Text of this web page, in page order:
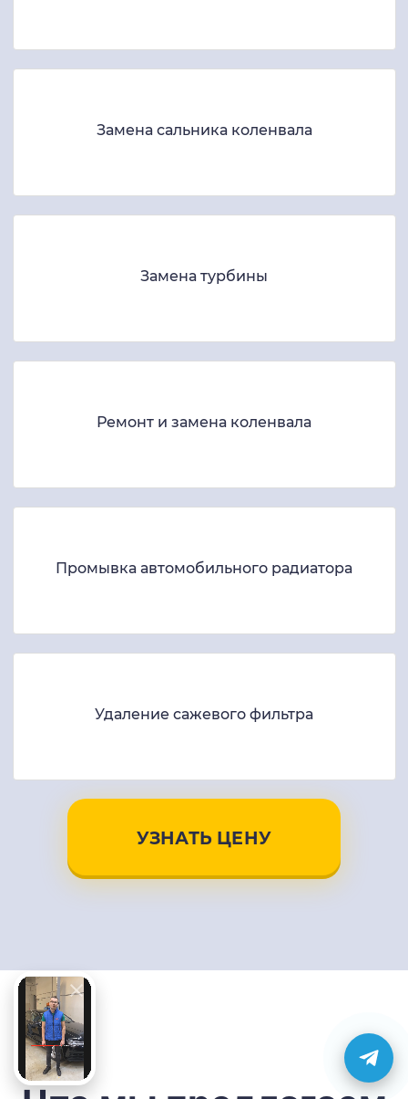
Замена сальника коленвала
Замена турбины
Ремонт и замена коленвала
Промывка автомобильного радиатора
Удаление сажевого фильтра
УЗНАТЬ ЦЕНУ